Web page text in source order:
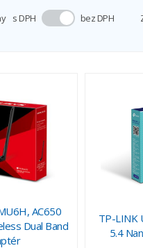
s DPH bez DPH
AC650
Dual Band
TP-LINK
5.4